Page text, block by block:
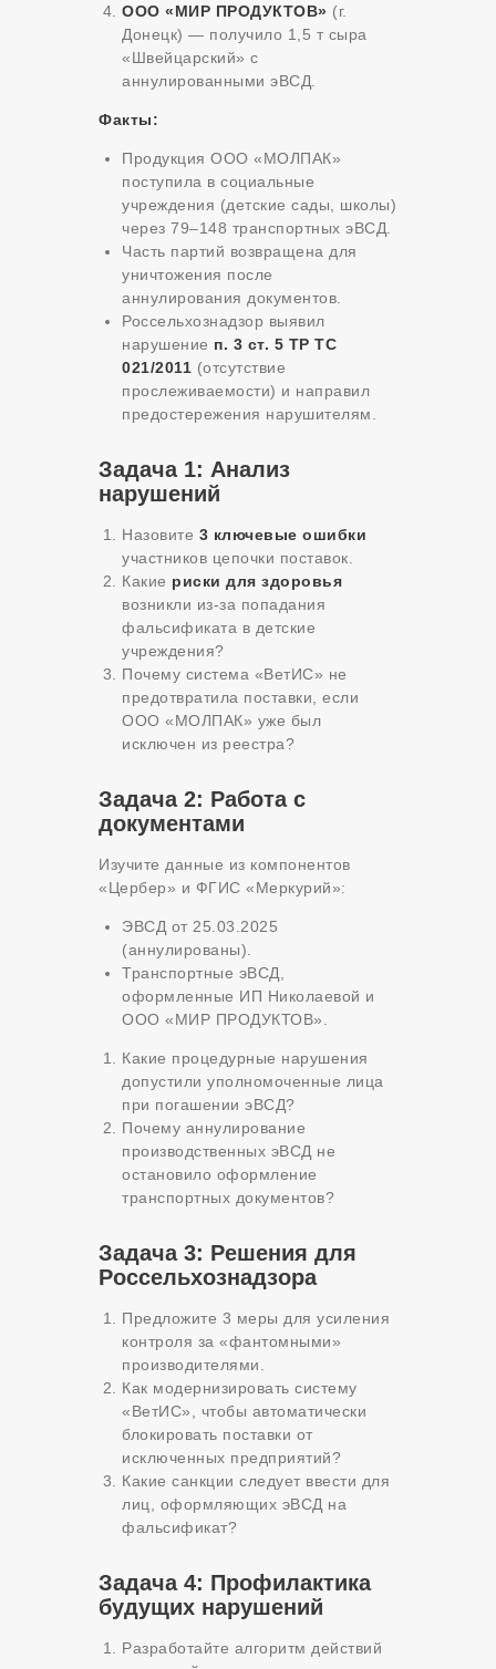
ООО «МИР ПРОДУКТОВ» (г.
Донецк) — получило 1,5 т сыра
«Швейцарский» с
аннулированными эВСД.
Факты:
Продукция ООО «МОЛПАК»
поступила в социальные
учреждения (детские сады, школы)
через 79–148 транспортных эВСД.
Часть партий возвращена для
уничтожения после
аннулирования документов.
Россельхознадзор выявил
нарушение п. 3 ст. 5 ТР ТС
021/2011 (отсутствие
прослеживаемости) и направил
предостережения нарушителям.
Задача 1: Анализ
нарушений
Назовите 3 ключевые ошибки
участников цепочки поставок.
Какие риски для здоровья
возникли из-за попадания
фальсификата в детские
учреждения?
Почему система «ВетИС» не
предотвратила поставки, если
ООО «МОЛПАК» уже был
исключен из реестра?
Задача 2: Работа с
документами
Изучите данные из компонентов
«Цербер» и ФГИС «Меркурий»:
ЭВСД от 25.03.2025
(аннулированы).
Транспортные эВСД,
оформленные ИП Николаевой и
ООО «МИР ПРОДУКТОВ».
Какие процедурные нарушения
допустили уполномоченные лица
при погашении эВСД?
Почему аннулирование
производственных эВСД не
остановило оформление
транспортных документов?
Задача 3: Решения для
Россельхознадзора
Предложите 3 меры для усиления
контроля за «фантомными»
производителями.
Как модернизировать систему
«ВетИС», чтобы автоматически
блокировать поставки от
исключенных предприятий?
Какие санкции следует ввести для
лиц, оформляющих эВСД на
фальсификат?
Задача 4: Профилактика
будущих нарушений
Разработайте алгоритм действий